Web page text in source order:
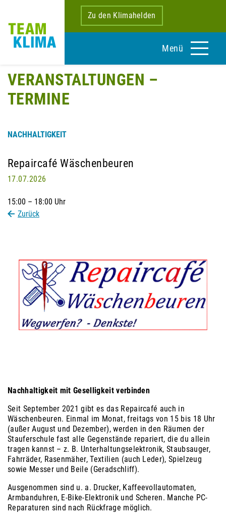
Zu den Klimahelden
Menü
VERANSTALTUNGEN –
TERMINE
NACHHALTIGKEIT
Repaircafé Wäschenbeuren
17.07.2026
15:00 – 18:00 Uhr
Zurück
Nachhaltigkeit mit Geselligkeit verbinden
Seit September 2021 gibt es das Repaircafé auch in
Wäschenbeuren. Einmal im Monat, freitags von 15 bis 18 Uhr
(außer August und Dezember), werden in den Räumen der
Stauferschule fast alle Gegenstände repariert, die du allein
tragen kannst – z. B. Unterhaltungselektronik, Staubsauger,
Fahrräder, Rasenmäher, Textilien (auch Leder), Spielzeug
sowie Messer und Beile (Geradschliff).
Ausgenommen sind u. a. Drucker, Kaffeevollautomaten,
Armbanduhren, E-Bike-Elektronik und Scheren. Manche PC-
Reparaturen sind nach Rückfrage möglich.